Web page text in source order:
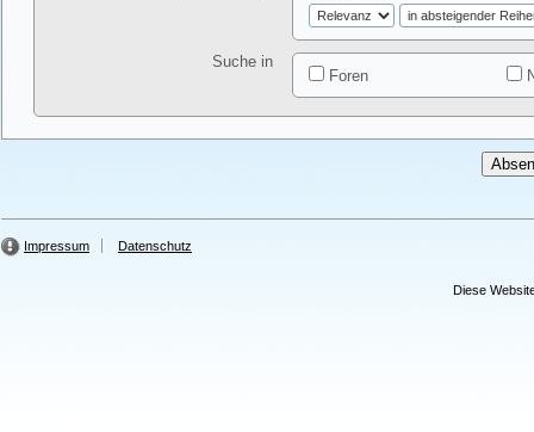
Suche in
Foren
Impressum Datenschutz
Diese